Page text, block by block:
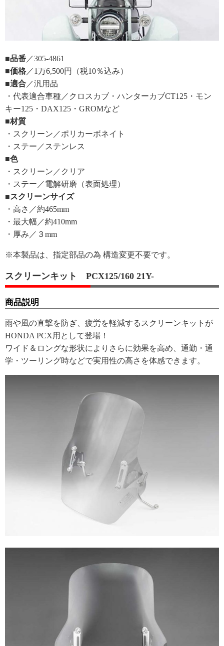
■品番 ／305-4861
■価格 ／1万6,500円（税10％込み）
■適合 ／汎用品
・代表適合車種／クロスカブ・ハンターカブCT125・モン
キー125・DAX125・GROMなど
■材質
・スクリーン／ポリカーボネイト
・ステー／ステンレス
■色
・スクリーン／クリア
・ステー／電解研磨（表面処理）
■スクリーンサイズ
・高さ／約465mm
・最大幅／約410mm
・厚み／３mm
※本製品は、指定部品の為 構造変更不要です。
スクリーンキット PCX125/160 21Y-
商品説明
雨や風の直撃を防ぎ、疲労を軽減するスクリーンキットが
HONDA PCX用として登場！
ワイド＆ロングな形状によりさらに効果を高め、通勤・通
学・ツーリング時などで実用性の高さを体感できます。